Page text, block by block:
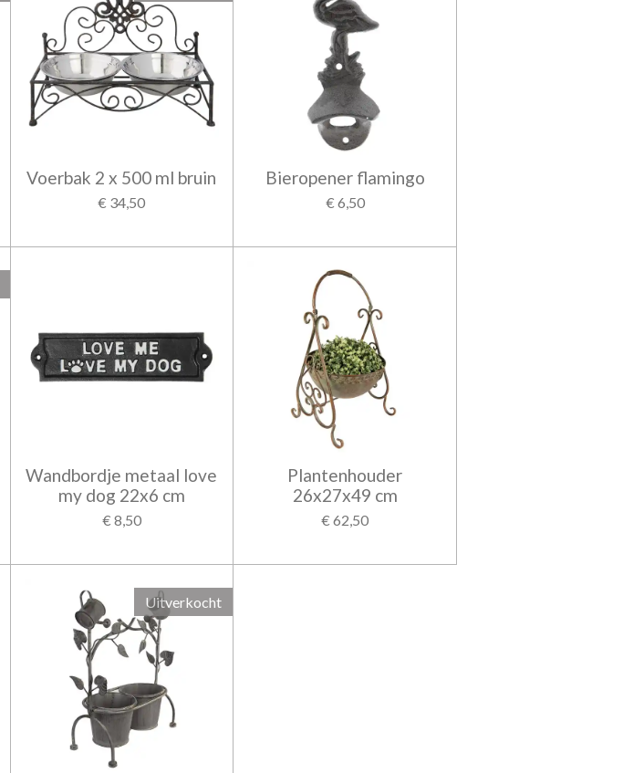
Voerbak 2 x 500 ml bruin
€ 34,50
Bieropener flamingo
€ 6,50
Wandbordje metaal love
my dog 22x6 cm
€ 8,50
Plantenhouder
26x27x49 cm
€ 62,50
Uitverkocht